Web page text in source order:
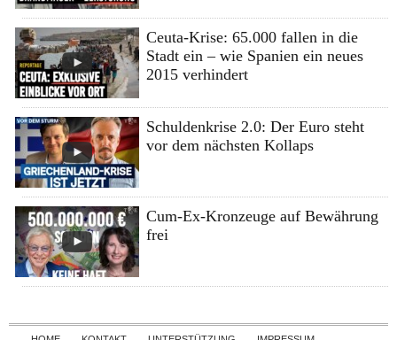
Ceuta-Krise: 65.000 fallen in die
Stadt ein – wie Spanien ein neues
2015 verhindert
Schuldenkrise 2.0: Der Euro steht
vor dem nächsten Kollaps
Cum-Ex-Kronzeuge auf Bewährung
frei
Skip to content